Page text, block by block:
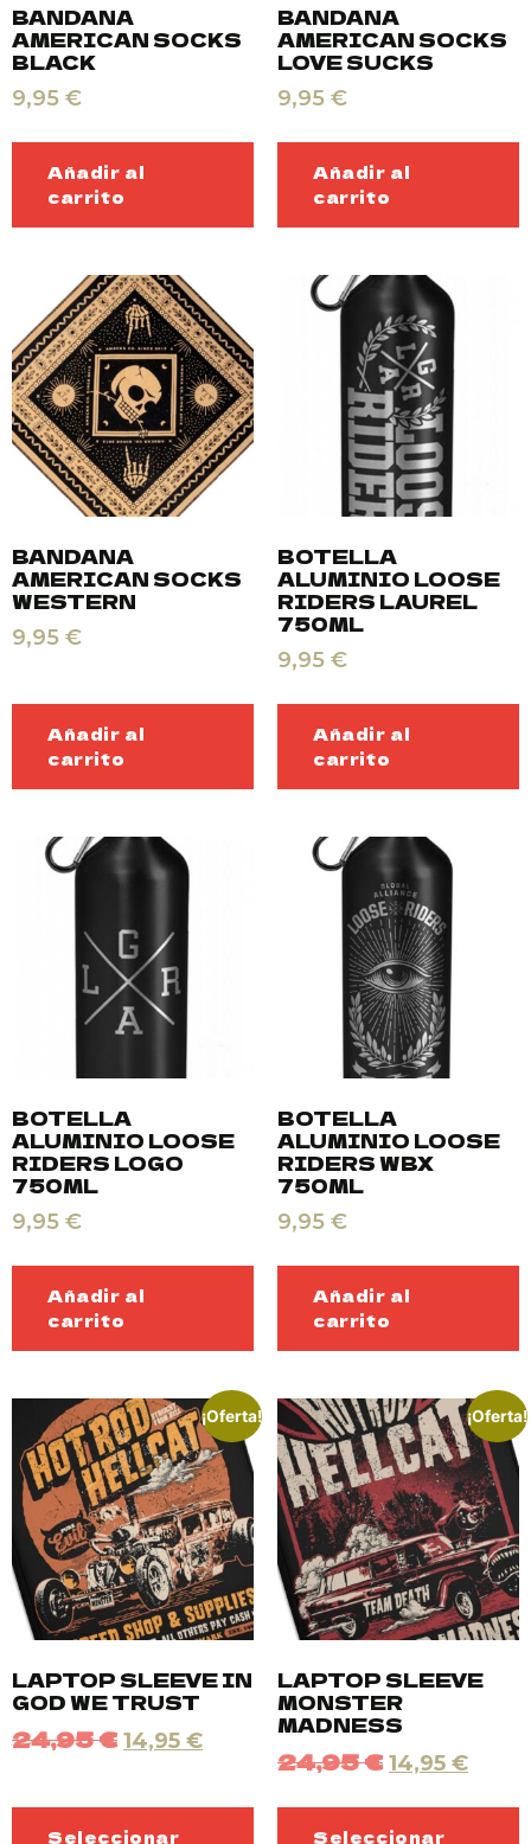
BANDANA
AMERICAN SOCKS
BLACK
9,95 €
Añadir al
carrito
BANDANA
AMERICAN SOCKS
LOVE SUCKS
9,95 €
Añadir al
carrito
BANDANA
AMERICAN SOCKS
WESTERN
9,95 €
Añadir al
carrito
BOTELLA
ALUMINIO LOOSE
RIDERS LAUREL
750ML
9,95 €
Añadir al
carrito
BOTELLA
ALUMINIO LOOSE
RIDERS LOGO
750ML
9,95 €
Añadir al
carrito
BOTELLA
ALUMINIO LOOSE
RIDERS WBX
750ML
9,95 €
Añadir al
carrito
¡Oferta!
LAPTOP SLEEVE IN
GOD WE TRUST
24,95€ 14,95 €
Seleccionar
¡Oferta!
LAPTOP SLEEVE
MONSTER
MADNESS
24,95€ 14,95 €
Seleccionar